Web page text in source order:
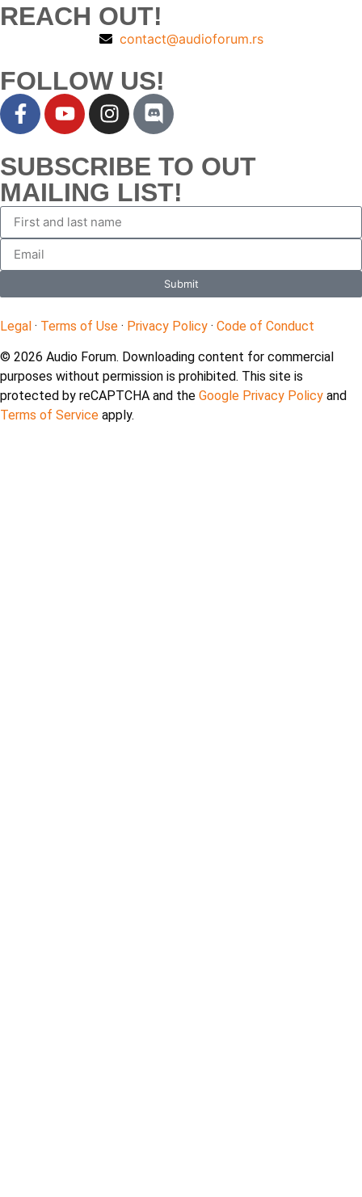
REACH OUT!
contact@audioforum.rs
FOLLOW US!
SUBSCRIBE TO OUT
MAILING LIST!
Submit
Legal · Terms of Use · Privacy Policy · Code of Conduct
© 2026 Audio Forum. Downloading content for commercial
purposes without permission is prohibited. This site is
protected by reCAPTCHA and the Google Privacy Policy and
Terms of Service apply.